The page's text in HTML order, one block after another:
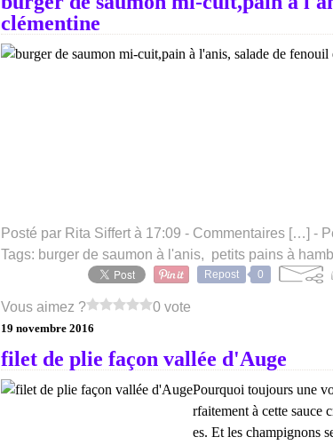
clémentine
Posté par Rita Siffert à 17:09 - Commentaires […] -
Tags: burger de saumon à l'anis, petits pains à
Repost 0
Vous aimez ? 0 vote
19 novembre 2016
filet de plie façon vallée d'Auge
Pourquoi toujours une
rfaitement à cette sauce
es. Et les champignons